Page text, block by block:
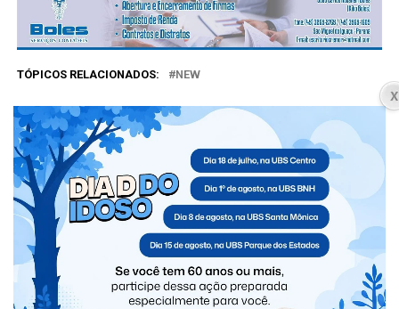
TÓPICOS RELACIONADOS: NEW
NÃO PERCA
Técnico e atleta de São Miguel são convocados para
seletiva da Seleção Brasileira de handebol em cadeira
de rodas
VOCÊ PODE GOSTAR
Suspeito de assaltar van morre após
confronto com equipe do CHOQUE